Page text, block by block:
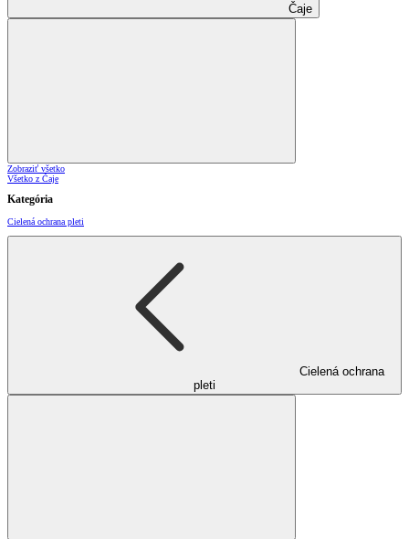
Čaje
Zobraziť všetko
Všetko z Čaje
Kategória
Cielená ochrana pleti
Cielená ochrana
pleti